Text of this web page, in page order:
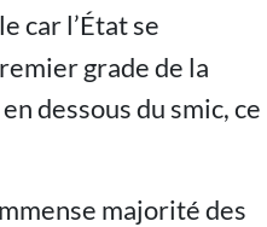
car l’État se
grade de la
dessous du smic, ce
majorité des